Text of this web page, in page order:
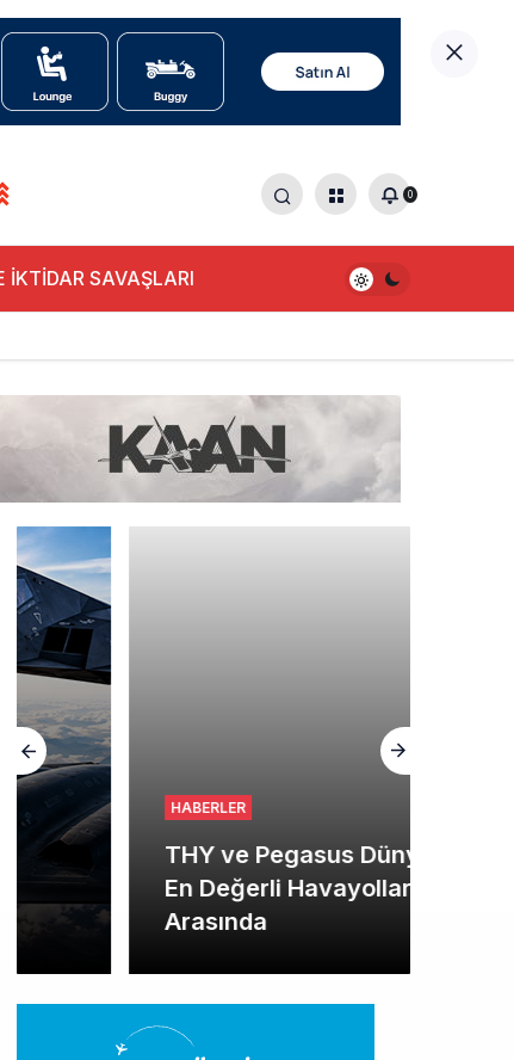
0
İKTİDAR SAVAŞLARI
HABERLER
THY ve Pegasus Dünyanın
En Değerli Havayolları
Arasında